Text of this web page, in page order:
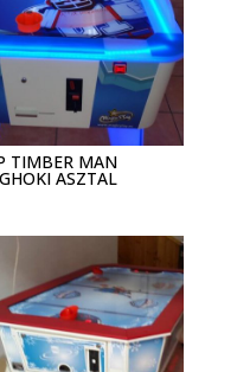
TIMBER MAN
ASZTAL